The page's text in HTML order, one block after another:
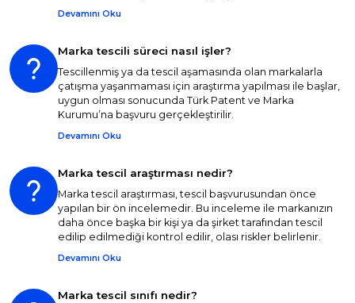
Devamını Oku
Marka tescili süreci nasıl işler?
Tescillenmiş ya da tescil aşamasında olan markalarla
çatışma yaşanmaması için araştırma yapılması ile başlar,
uygun olması sonucunda Türk Patent ve Marka
Kurumu’na başvuru gerçekleştirilir.
Devamını Oku
Marka tescil araştırması nedir?
Marka tescil araştırması, tescil başvurusundan önce
yapılan bir ön incelemedir. Bu inceleme ile markanızın
daha önce başka bir kişi ya da şirket tarafından tescil
edilip edilmediği kontrol edilir, olası riskler belirlenir.
Devamını Oku
Marka tescil sınıfı nedir?